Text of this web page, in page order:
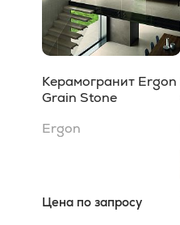
Керамогранит Ergon
Grain Stone
Ergon
Цена по запросу